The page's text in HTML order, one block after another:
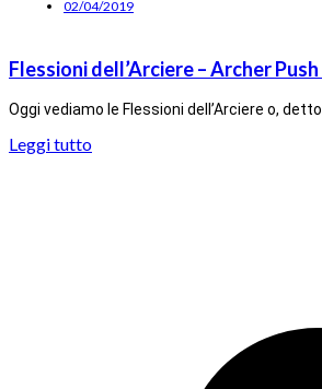
02/04/2019
Flessioni dell’Arciere – Archer
Oggi vediamo le Flessioni dell’Arciere o,
Leggi tutto